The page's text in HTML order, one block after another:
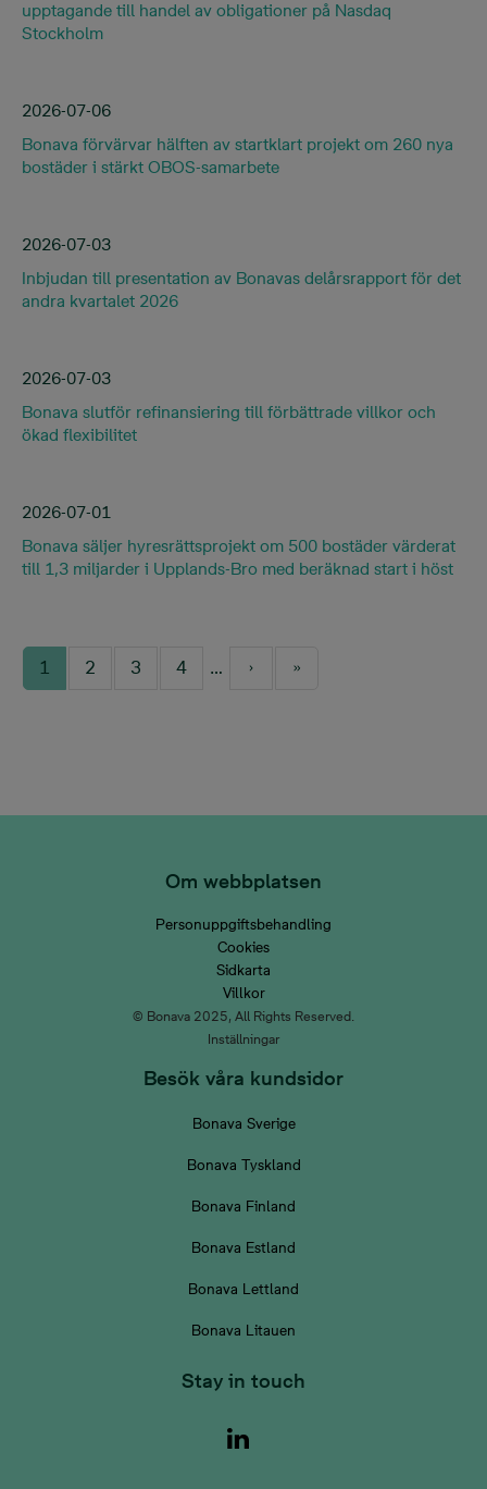
upptagande till handel av obligationer på Nasdaq
Stockholm
2026-07-06
Bonava förvärvar hälften av startklart projekt om 260 nya
bostäder i stärkt OBOS-samarbete
2026-07-03
Inbjudan till presentation av Bonavas delårsrapport för det
andra kvartalet 2026
2026-07-03
Bonava slutför refinansiering till förbättrade villkor och
ökad flexibilitet
2026-07-01
Bonava säljer hyresrättsprojekt om 500 bostäder värderat
till 1,3 miljarder i Upplands-Bro med beräknad start i höst
Pagination
Current page
1
Page
2
Page
3
Page
4 …
Om webbplatsen
Personuppgiftsbehandling
Cookies
Sidkarta
Villkor
© Bonava 2025, All Rights Reserved.
Inställningar
Besök våra kundsidor
Bonava Sverige
Bonava Tyskland
Bonava Finland
Bonava Estland
Bonava Lettland
Bonava Litauen
Stay in touch